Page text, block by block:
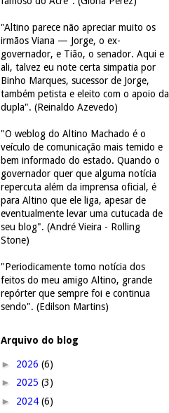
"Altino parece não apreciar muito os
irmãos Viana — Jorge, o ex-
governador, e Tião, o senador. Aqui e
ali, talvez eu note certa simpatia por
Binho Marques, sucessor de Jorge,
também petista e eleito com o apoio da
dupla". (Reinaldo Azevedo)
"O weblog do Altino Machado é o
veículo de comunicação mais temido e
bem informado do estado. Quando o
governador quer que alguma notícia
repercuta além da imprensa oficial, é
para Altino que ele liga, apesar de
eventualmente levar uma cutucada de
seu blog". (André Vieira - Rolling
Stone)
"Periodicamente tomo notícia dos
feitos do meu amigo Altino, grande
repórter que sempre foi e continua
sendo". (Edilson Martins)
Arquivo do blog
► 2026 (6)
► 2025 (3)
► 2024 (6)